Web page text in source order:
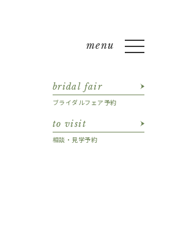
bridal fair
ブライダルフェア予約
to visit
相談・見学予約